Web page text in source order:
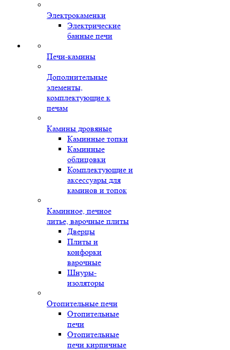
Электрокаменки
Электрические
банные печи
Печи-камины
Дополнительные
элементы,
комплектующие к
печам
Камины дровяные
Каминные топки
Каминные
облицовки
Комплектующие и
аксессуары для
каминов и топок
Каминное, печное
литье, варочные плиты
Дверцы
Плиты и
конфорки
варочные
Шнуры-
изоляторы
Отопительные печи
Отопительные
печи
Отопительные
печи кирпичные